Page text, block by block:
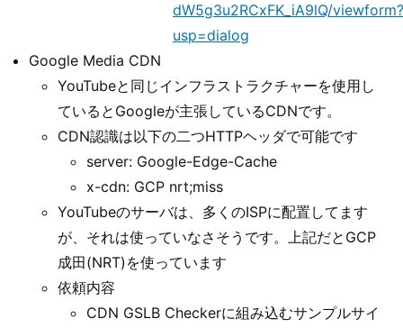
dW5g3u2RCxFK_iA9lQ/viewform?
usp=dialog
Google Media CDN
YouTubeと同じインフラストラクチャーを使用し
ているとGoogleが主張しているCDNです。
CDN認識は以下の二つHTTPヘッダで可能です
server: Google-Edge-Cache
x-cdn: GCP nrt;miss
YouTubeのサーバは、多くのISPに配置してます
が、それは使っていなさそうです。上記だとGCP
成田(NRT)を使っています
依頼内容
CDN GSLB Checkerに組み込むサンプルサイ